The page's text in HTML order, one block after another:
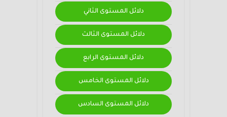
دلائل المستوى الثاني
دلائل المستوى الثالث
دلائل المستوى الرابع
دلائل المستوى الخامس
دلائل المستوى السادس